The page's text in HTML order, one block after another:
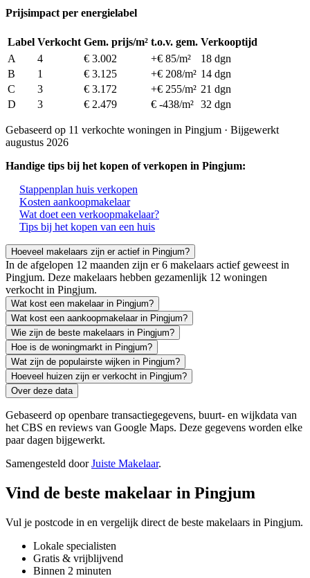
Prijsimpact per energielabel
Label Verkocht Gem. prijs/m² t.o.v. gem. Verkooptijd
A
4 € 3.002 +€ 85/m²
18 dgn
B
1 € 3.125 +€ 208/m² 14 dgn
C
3 € 3.172 +€ 255/m² 21 dgn
D
3 € 2.479 € -438/m² 32 dgn
Gebaseerd op 11 verkochte woningen in Pingjum · Bijgewerkt
augustus 2026
Handige tips bij het kopen of verkopen in Pingjum:
Stappenplan huis verkopen
Kosten aankoopmakelaar
Wat doet een verkoopmakelaar?
Tips bij het kopen van een huis
Hoeveel makelaars zijn er actief in Pingjum?
In de afgelopen 12 maanden zijn er 6 makelaars actief geweest in
Pingjum. Deze makelaars hebben gezamenlijk 12 woningen
verkocht in Pingjum.
Wat kost een makelaar in Pingjum?
Wat kost een aankoopmakelaar in Pingjum?
Wie zijn de beste makelaars in Pingjum?
Hoe is de woningmarkt in Pingjum?
Wat zijn de populairste wijken in Pingjum?
Hoeveel huizen zijn er verkocht in Pingjum?
Over deze data
Gebaseerd op openbare transactiegegevens, buurt- en wijkdata van
het CBS en reviews van Google Maps. Deze gegevens worden elke
paar dagen bijgewerkt.
Samengesteld doorJuiste Makelaar.
Vind de beste makelaar in Pingjum
Vul je postcode in en vergelijk direct de beste makelaars in Pingjum.
Lokale specialisten
Gratis & vrijblijvend
Binnen 2 minuten